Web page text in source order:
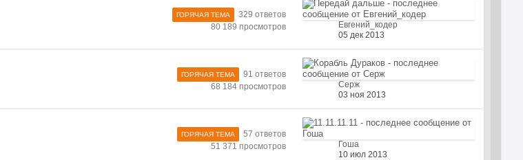
ГОРЯЧАЯ ТЕМА
329 ответов
80 189 просмотров
Евгений_кодер
05 дек 2013
ГОРЯЧАЯ ТЕМА
91 ответов
68 184 просмотров
Серж
03 ноя 2013
ГОРЯЧАЯ ТЕМА
57 ответов
51 371 просмотров
Гоша
10 июл 2013